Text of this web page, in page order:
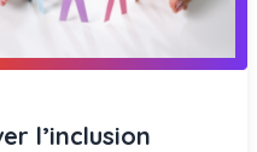
l’inclusion